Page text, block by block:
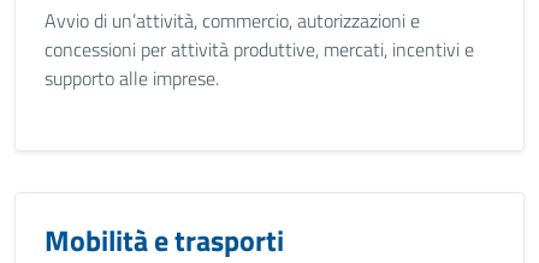
Avvio di un’attività, commercio, autorizzazioni e
concessioni per attività produttive, mercati, incentivi e
supporto alle imprese.
Mobilità e trasporti